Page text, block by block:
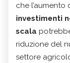
che
investimenti
scala
riduzione del
settore